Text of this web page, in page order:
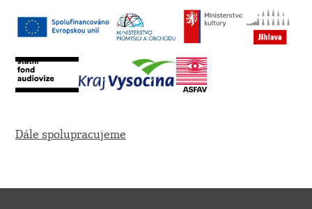
Dále spolupracujeme